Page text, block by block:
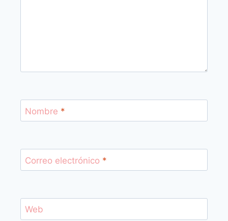
Nombre *
Correo electrónico *
Web